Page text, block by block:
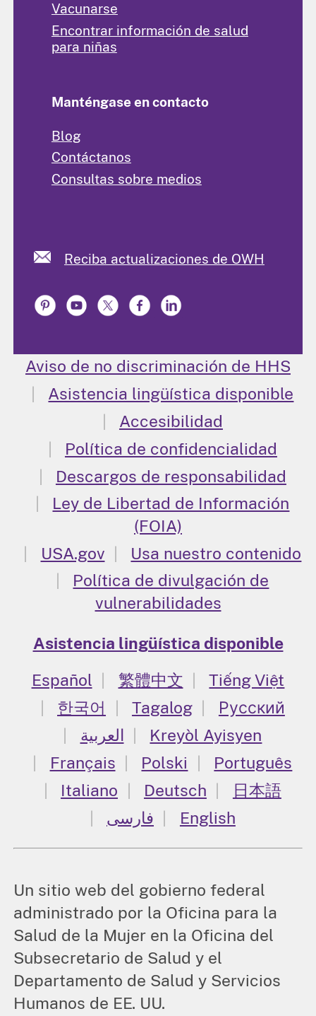
Vacunarse
Encontrar información de salud
para niñas
Manténgase en contacto
Blog
Contáctanos
Consultas sobre medios
Reciba actualizaciones de OWH
Aviso de no discriminación de HHS
Asistencia lingüística disponible
Accesibilidad
Política de confidencialidad
Descargos de responsabilidad
Ley de Libertad de Información
(FOIA)
USA.gov
Usa nuestro contenido
Política de divulgación de
vulnerabilidades
Asistencia lingüística disponible
Español
繁體中文
Tiếng Việt
한국어
Tagalog
Русский
العربية
Kreyòl Ayisyen
Français
Polski
Português
Italiano
Deutsch
日本語
فارسی
English
Un sitio web del gobierno federal
administrado por la Oficina para la
Salud de la Mujer en la Oficina del
Subsecretario de Salud y el
Departamento de Salud y Servicios
Humanos de EE. UU.